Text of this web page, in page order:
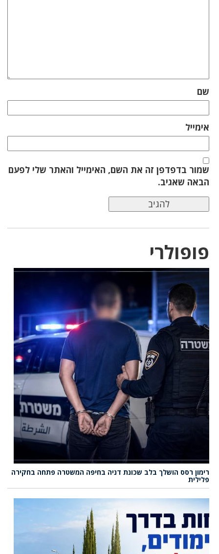
שם
אימייל
שמור בדפדפן זה את השם, האימייל והאתר שלי לפעם
הבאה שאגיב.
פופולרי
רימון רסס הושלך בלב שכונת דניה בחיפה המשטרה פתחה בחקירה
פלילית